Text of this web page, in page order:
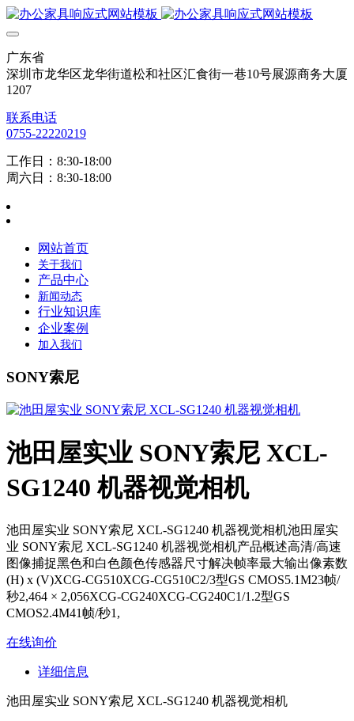
广东省
深圳市龙华区龙华街道松和社区汇食街一巷10号展源商务大厦
1207
联系电话
0755-22220219
工作日：8:30-18:00
周六日：8:30-18:00
网站首页
关于我们
产品中心
新闻动态
行业知识库
企业案例
加入我们
SONY索尼
池田屋实业 SONY索尼 XCL-
SG1240 机器视觉相机
池田屋实业 SONY索尼 XCL-SG1240 机器视觉相机池田屋实
业 SONY索尼 XCL-SG1240 机器视觉相机产品概述高清/高速
图像捕捉黑色和白色颜色传感器尺寸解决帧率最大输出像素数
(H) x (V)XCG-CG510XCG-CG510C2/3型GS CMOS5.1M23帧/
秒2,464 × 2,056XCG-CG240XCG-CG240C1/1.2型GS
CMOS2.4M41帧/秒1,
在线询价
详细信息
池田屋实业 SONY索尼 XCL-SG1240 机器视觉相机